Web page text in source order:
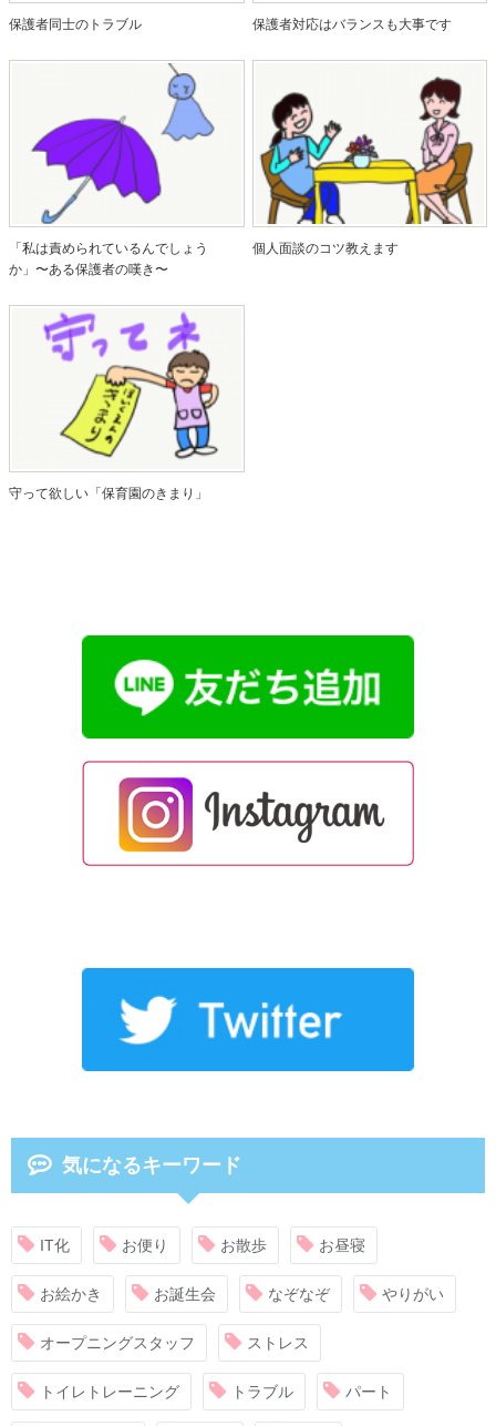
保護者同士のトラブル 保護者対応はバランスも大事です
「私は責められているんでしょう
か」〜ある保護者の嘆き〜
個人面談のコツ教えます
守って欲しい「保育園のきまり」
気になるキーワード
IT化 お便り お散歩 お昼寝
お絵かき お誕生会 なぞなぞ やりがい
オープニングスタッフ ストレス
トイレトレーニング トラブル パート